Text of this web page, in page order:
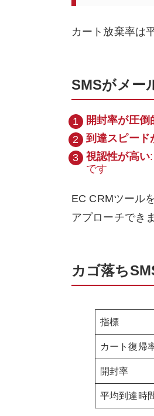
カート放棄率は
SMSがメー
開封率が圧倒
到達スピード
視認性が高い
です
EC CRMツール
アプローチでき
カゴ落ち
指標
カート復帰
開封率
平均到達時